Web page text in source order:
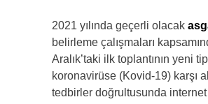
2021 yılında geçerli olacak
belirleme çalışmaları
Aralık’taki ilk toplantının yeni tip
koronavirüse (Kovid-19) karşı
tedbirler doğrultusunda internet